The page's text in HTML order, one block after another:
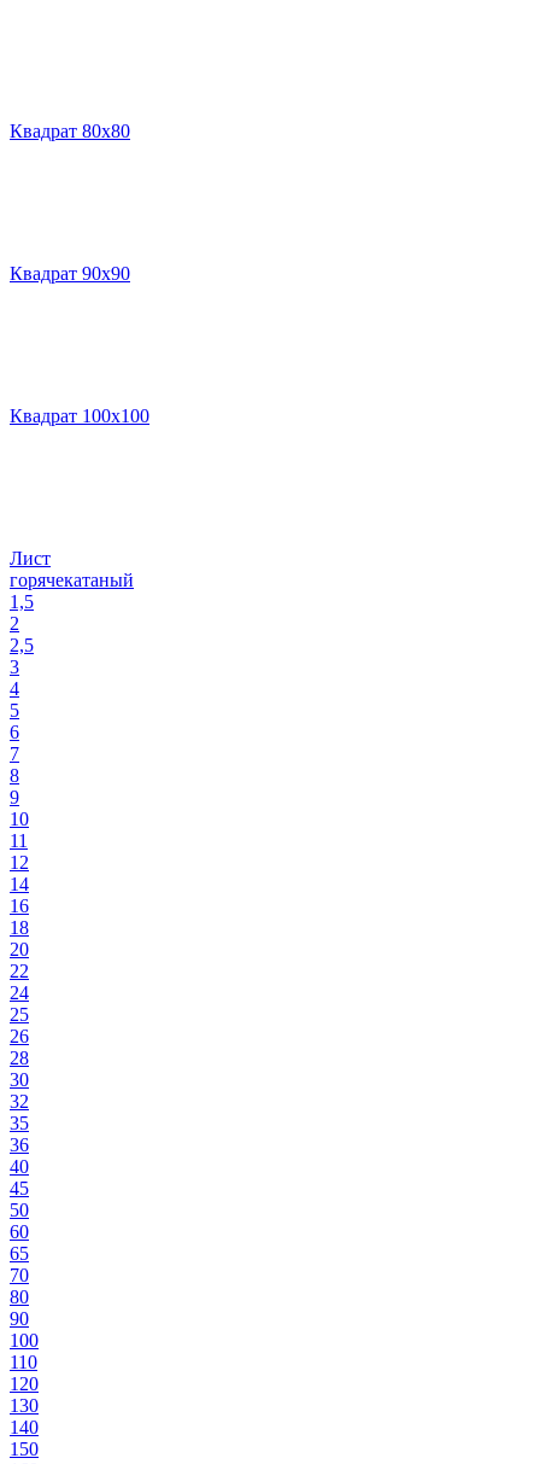
Квадрат 80х80
Квадрат 90х90
Квадрат 100х100
Лист
горячекатаный
1,5
2
2,5
3
4
5
6
7
8
9
10
11
12
14
16
18
20
22
24
25
26
28
30
32
35
36
40
45
50
60
65
70
80
90
100
110
120
130
140
150